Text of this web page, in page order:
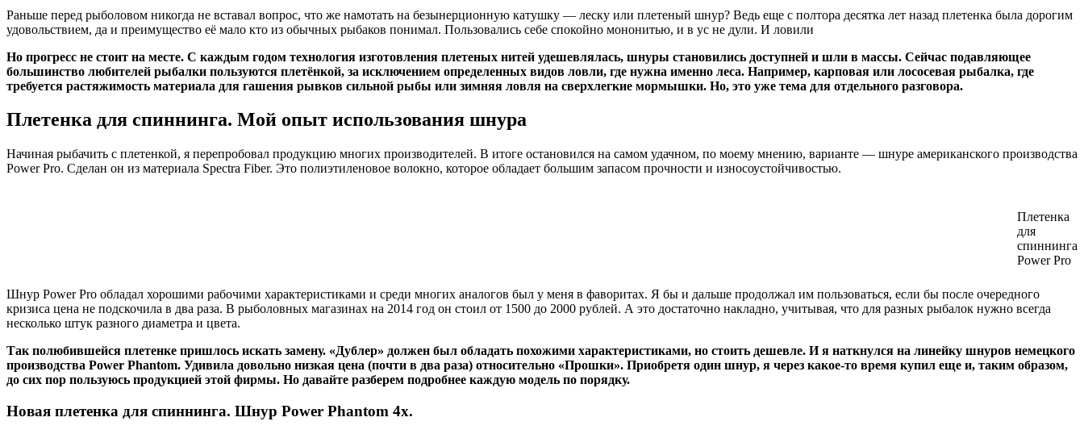
Раньше перед рыболовом никогда не вставал вопрос, что же намотать на безынерционную катушку — леску или плетеный шнур? Ведь еще с полтора десятка лет назад плетенка была дорогим
удовольствием, да и преимущество её мало кто из обычных рыбаков понимал. Пользовались себе спокойно мононитью, и в ус не дули. И ловили
Но прогресс не стоит на месте. С каждым годом технология изготовления плетеных нитей удешевлялась, шнуры становились доступней и шли в массы. Сейчас подавляющее
большинство любителей рыбалки пользуются плетёнкой, за исключением определенных видов ловли, где нужна именно леса. Например, карповая или лососевая рыбалка, где
требуется растяжимость материала для гашения рывков сильной рыбы или зимняя ловля на сверхлегкие мормышки. Но, это уже тема для отдельного разговора.
Плетенка для спиннинга. Мой опыт использования шнура
Начиная рыбачить с плетенкой, я перепробовал продукцию многих производителей. В итоге остановился на самом удачном, по моему мнению, варианте — шнуре американского производства
Power Pro. Сделан он из материала Spectra Fiber. Это полиэтиленовое волокно, которое обладает большим запасом прочности и износоустойчивостью.
Плетенка
для
спиннинга
Power Pro
Шнур Power Pro обладал хорошими рабочими характеристиками и среди многих аналогов был у меня в фаворитах. Я бы и дальше продолжал им пользоваться, если бы после очередного
кризиса цена не подскочила в два раза. В рыболовных магазинах на 2014 год он стоил от 1500 до 2000 рублей. А это достаточно накладно, учитывая, что для разных рыбалок нужно всегда
несколько штук разного диаметра и цвета.
Так полюбившейся плетенке пришлось искать замену. «Дублер» должен был обладать похожими характеристиками, но стоить дешевле. И я наткнулся на линейку шнуров немецкого
производства Power Phantom. Удивила довольно низкая цена (почти в два раза) относительно «Прошки». Приобретя один шнур, я через какое-то время купил еще и, таким образом,
до сих пор пользуюсь продукцией этой фирмы. Но давайте разберем подробнее каждую модель по порядку.
Новая плетенка для спиннинга. Шнур Power Phantom 4x.